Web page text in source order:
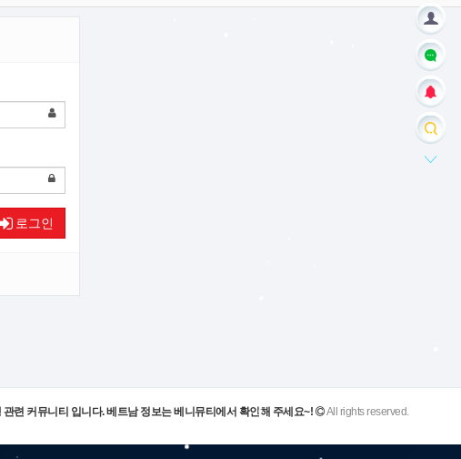
로그인
련 커뮤니티 입니다. 베트남 정보는 베니뮤티에서 확인해 주세요~! All rights reserved.